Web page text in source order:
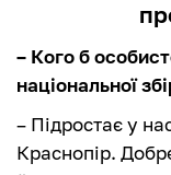
– Кого б
національної
– Підростає у
Краснопір.